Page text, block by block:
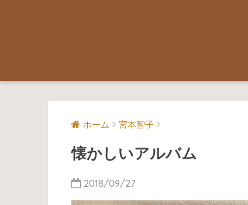
ホーム 宮本智子
懐かしいアルバム
2018/09/27